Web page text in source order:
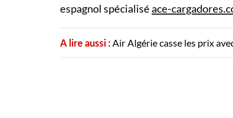
espagnol spécialisé ace-
A lire aussi :Air Algérie casse les prix